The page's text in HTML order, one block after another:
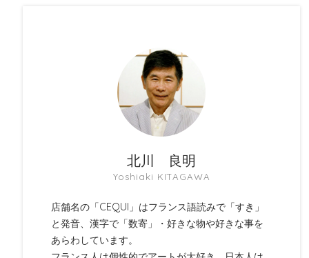
北川 良明
Yoshiaki KITAGAWA
店舗名の「CEQUI」はフランス語読みで「すき」
と発音、漢字で「数寄」・好きな物や好きな事を
あらわしています。